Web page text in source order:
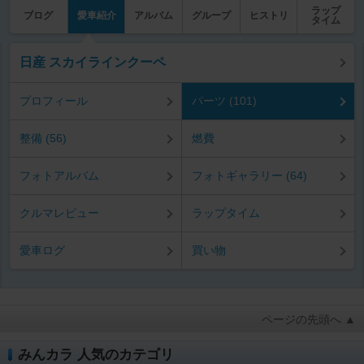
ブログ 愛車紹介 アルバム グループ ヒストリ
ラップ
タイム
日産 スカイラインクーペ
プロフィール パーツ (101)
整備 (56) 燃費
フォトアルバム フォトギャラリー (64)
クルマレビュー ラップタイム
愛車ログ 買い物
ページの先頭へ ▲
みんカラ 人気のカテゴリ